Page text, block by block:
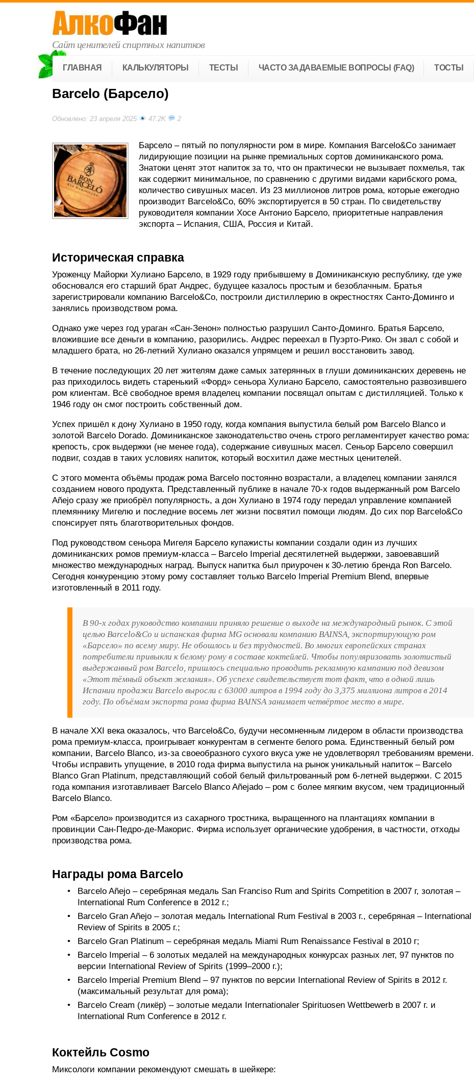
Сайт ценителей спиртных напитков
ГЛАВНАЯ КАЛЬКУЛЯТОРЫ ТЕСТЫ ЧАСТО ЗАДАВАЕМЫЕ ВОПРОСЫ (FAQ) ТОСТЫ
Barcelo (Барсело)
Обновлено: 23 апреля 2025 47.2K 2
Барсело – пятый по популярности ром в мире. Компания Barcelo&Co занимает
лидирующие позиции на рынке премиальных сортов доминиканского рома.
Знатоки ценят этот напиток за то, что он практически не вызывает похмелья, так
как содержит минимальное, по сравнению с другими видами карибского рома,
количество сивушных масел. Из 23 миллионов литров рома, которые ежегодно
производит Barcelo&Co, 60% экспортируется в 50 стран. По свидетельству
руководителя компании Хосе Антонио Барсело, приоритетные направления
экспорта – Испания, США, Россия и Китай.
Историческая справка
Уроженцу Майорки Хулиано Барсело, в 1929 году прибывшему в Доминиканскую республику, где уже
обосновался его старший брат Андрес, будущее казалось простым и безоблачным. Братья
зарегистрировали компанию Barcelo&Co, построили дистиллерию в окрестностях Санто-Доминго и
занялись производством рома.
Однако уже через год ураган «Сан-Зенон» полностью разрушил Санто-Доминго. Братья Барсело,
вложившие все деньги в компанию, разорились. Андрес переехал в Пуэрто-Рико. Он звал с собой и
младшего брата, но 26-летний Хулиано оказался упрямцем и решил восстановить завод.
В течение последующих 20 лет жителям даже самых затерянных в глуши доминиканских деревень не
раз приходилось видеть старенький «Форд» сеньора Хулиано Барсело, самостоятельно развозившего
ром клиентам. Всё свободное время владелец компании посвящал опытам с дистилляцией. Только к
1946 году он смог построить собственный дом.
Успех пришёл к дону Хулиано в 1950 году, когда компания выпустила белый ром Barcelo Blanco и
золотой Barcelo Dorado. Доминиканское законодательство очень строго регламентирует качество рома:
крепость, срок выдержки (не менее года), содержание сивушных масел. Сеньор Барсело совершил
подвиг, создав в таких условиях напиток, который восхитил даже местных ценителей.
С этого момента объёмы продаж рома Barcelo постоянно возрастали, а владелец компании занялся
созданием нового продукта. Представленный публике в начале 70-х годов выдержанный ром Barcelo
Añejo сразу же приобрёл популярность, а дон Хулиано в 1974 году передал управление компанией
племяннику Мигелю и последние восемь лет жизни посвятил помощи людям. До сих пор Barcelo&Co
спонсирует пять благотворительных фондов.
Под руководством сеньора Мигеля Барсело купажисты компании создали один из лучших
доминиканских ромов премиум-класса – Barcelo Imperial десятилетней выдержки, завоевавший
множество международных наград. Выпуск напитка был приурочен к 30-летию бренда Ron Barcelo.
Сегодня конкуренцию этому рому составляет только Barcelo Imperial Premium Blend, впервые
изготовленный в 2011 году.
В 90-х годах руководство компании приняло решение о выходе на международный рынок. С этой
целью Barcelo&Co и испанская фирма MG основали компанию BAINSA, экспортирующую ром
«Барсело» по всему миру. Не обошлось и без трудностей. Во многих европейских странах
потребители привыкли к белому рому в составе коктейлей. Чтобы популяризовать золотистый
выдержанный ром Barcelo, пришлось специально проводить рекламную кампанию под девизом
«Этот тёмный объект желания». Об успехе свидетельствует тот факт, что в одной лишь
Испании продажи Barcelo выросли с 63000 литров в 1994 году до 3,375 миллиона литров в 2014
году. По объёмам экспорта рома фирма BAINSA занимает четвёртое место в мире.
В начале XXI века оказалось, что Barcelo&Co, будучи несомненным лидером в области производства
рома премиум-класса, проигрывает конкурентам в сегменте белого рома. Единственный белый ром
компании, Barcelo Blanco, из-за своеобразного сухого вкуса уже не удовлетворял требованиям времени.
Чтобы исправить упущение, в 2010 года фирма выпустила на рынок уникальный напиток – Barcelo
Blanco Gran Platinum, представляющий собой белый фильтрованный ром 6-летней выдержки. С 2015
года компания изготавливает Barcelo Blanco Añejado – ром с более мягким вкусом, чем традиционный
Barcelo Blanco.
Ром «Барсело» производится из сахарного тростника, выращенного на плантациях компании в
провинции Сан-Педро-де-Макорис. Фирма использует органические удобрения, в частности, отходы
производства рома.
Награды рома Barcelo
Barcelo Añejo – серебряная медаль San Franciso Rum and Spirits Competition в 2007 г, золотая –
International Rum Conference в 2012 г.;
Barcelo Gran Añejo – золотая медаль International Rum Festival в 2003 г., серебряная – International
Review of Spirits в 2005 г.;
Barcelo Gran Platinum – серебряная медаль Miami Rum Renaissance Festival в 2010 г;
Barcelo Imperial – 6 золотых медалей на международных конкурсах разных лет, 97 пунктов по
версии International Review of Spirits (1999–2000 г.);
Barcelo Imperial Premium Blend – 97 пунктов по версии International Review of Spirits в 2012 г.
(максимальный результат для рома);
Barcelo Cream (ликёр) – золотые медали Internationaler Spirituosen Wettbewerb в 2007 г. и
International Rum Conference в 2012 г.
Коктейль Cosmo
Миксологи компании рекомендуют смешать в шейкере: